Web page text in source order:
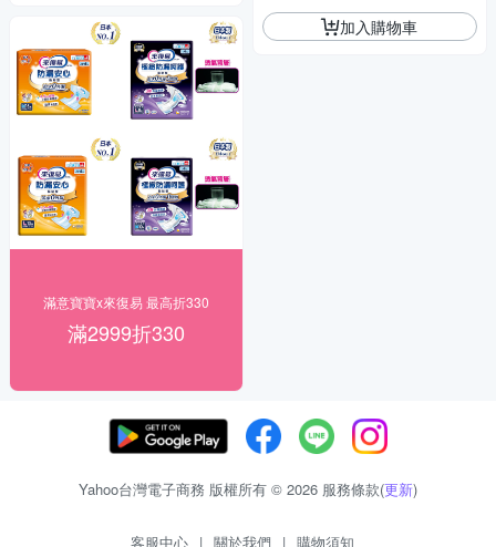
滿意寶寶x來復易 最高折330
滿2999折330
加入購物車
Yahoo台灣電子商務 版權所有 © 2026 服務條款(更新)
客服中心 | 關於我們 | 購物須知